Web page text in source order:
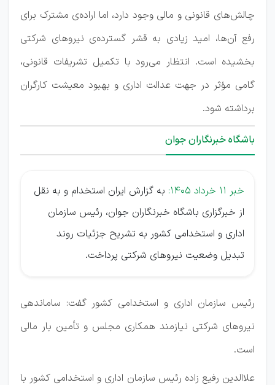
چالش‌های قانونی و مالی وجود دارد، اما اراده‌ی مشترک برای
رفع آن‌ها، امید زیادی به قشر گسترده‌ی نیروهای شرکتی
بخشیده است. انتظار می‌رود با تکمیل تشریفات قانونی،
گامی مؤثر در جهت عدالت اداری و بهبود معیشت کارگران
برداشته شود.
باشگاه خبرنگاران جوان
خبر ۱۱ خرداد ۱۴۰۵:
به گزارش ایران استخدام و به نقل
از خبرگزاری باشگاه خبرنگاران جوان، رئیس سازمان
اداری و استخدامی کشور به تشریح جزئیات روند
تبدیل وضعیت نیرو‌های شرکتی پرداخت.
رئیس سازمان اداری و استخدامی کشور گفت: ساماندهی
نیروهای شرکتی نیازمند همکاری مجلس و تأمین بار مالی
است.
علاالدین رفیع زاده رئیس سازمان اداری و استخدامی کشور با